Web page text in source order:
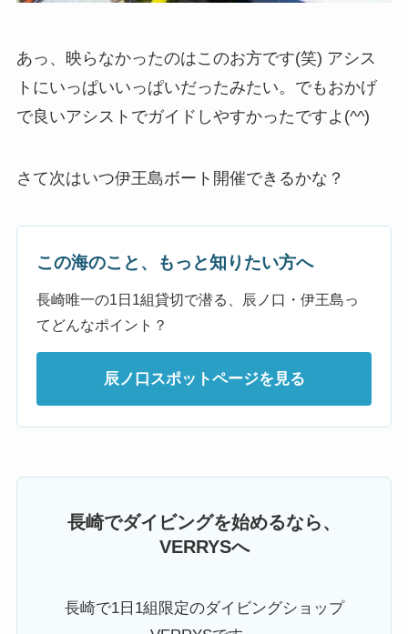
あっ、映らなかったのはこのお方です(笑) アシス
トにいっぱいいっぱいだったみたい。でもおかげ
で良いアシストでガイドしやすかったですよ(^^)
さて次はいつ伊王島ボート開催できるかな？
この海のこと、もっと知りたい方へ
長崎唯一の1日1組貸切で潜る、辰ノ口・伊王島っ
てどんなポイント？
辰ノ口スポットページを見る
長崎でダイビングを始めるなら、
VERRYSへ
長崎で1日1組限定のダイビングショップ